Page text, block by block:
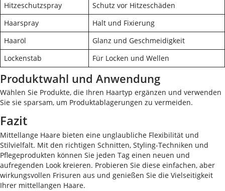
Hitzeschutzspray
Schutz vor Hitzeschäden
Haarspray
Halt und Fixierung
Haaröl
Glanz und Geschmeidigkeit
Lockenstab
Für Locken und Wellen
Produktwahl und Anwendung
Wählen Sie Produkte, die Ihren Haartyp ergänzen und verwenden
Sie sie sparsam, um Produktablagerungen zu vermeiden.
Fazit
Mittellange Haare bieten eine unglaubliche Flexibilität und
Stilvielfalt. Mit den richtigen Schnitten, Styling-Techniken und
Pflegeprodukten können Sie jeden Tag einen neuen und
aufregenden Look kreieren. Probieren Sie diese einfachen, aber
wirkungsvollen Frisuren aus und genießen Sie die Vielseitigkeit
Ihrer mittellangen Haare.